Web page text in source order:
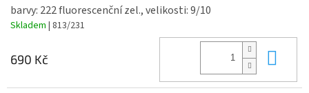
barvy: 222 fluorescenční zel., velikosti: 9/10
Skladem | 813/231
690 Kč